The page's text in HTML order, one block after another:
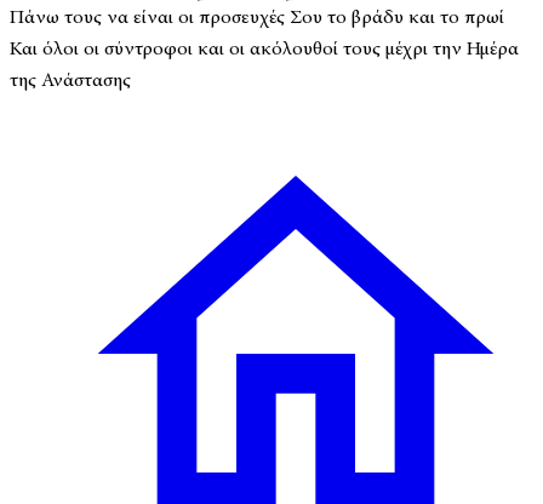
Πάνω τους να είναι οι προσευχές Σου το βράδυ και το πρωί
Και όλοι οι σύντροφοι και οι ακόλουθοί τους μέχρι την Ημέρα
της Ανάστασης